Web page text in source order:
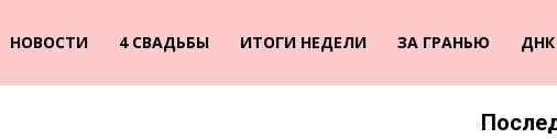
НОВОСТИ 4 СВАДЬБЫ ИТОГИ НЕДЕЛИ ЗА ГРАНЬЮ ДНК